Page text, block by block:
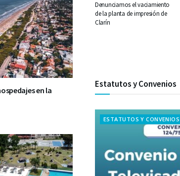
en la
Denunciamos el vaciamiento
de la planta de impresión de
Clarín
Estatutos y Convenios
ESTATUTOS Y CONVENIOS